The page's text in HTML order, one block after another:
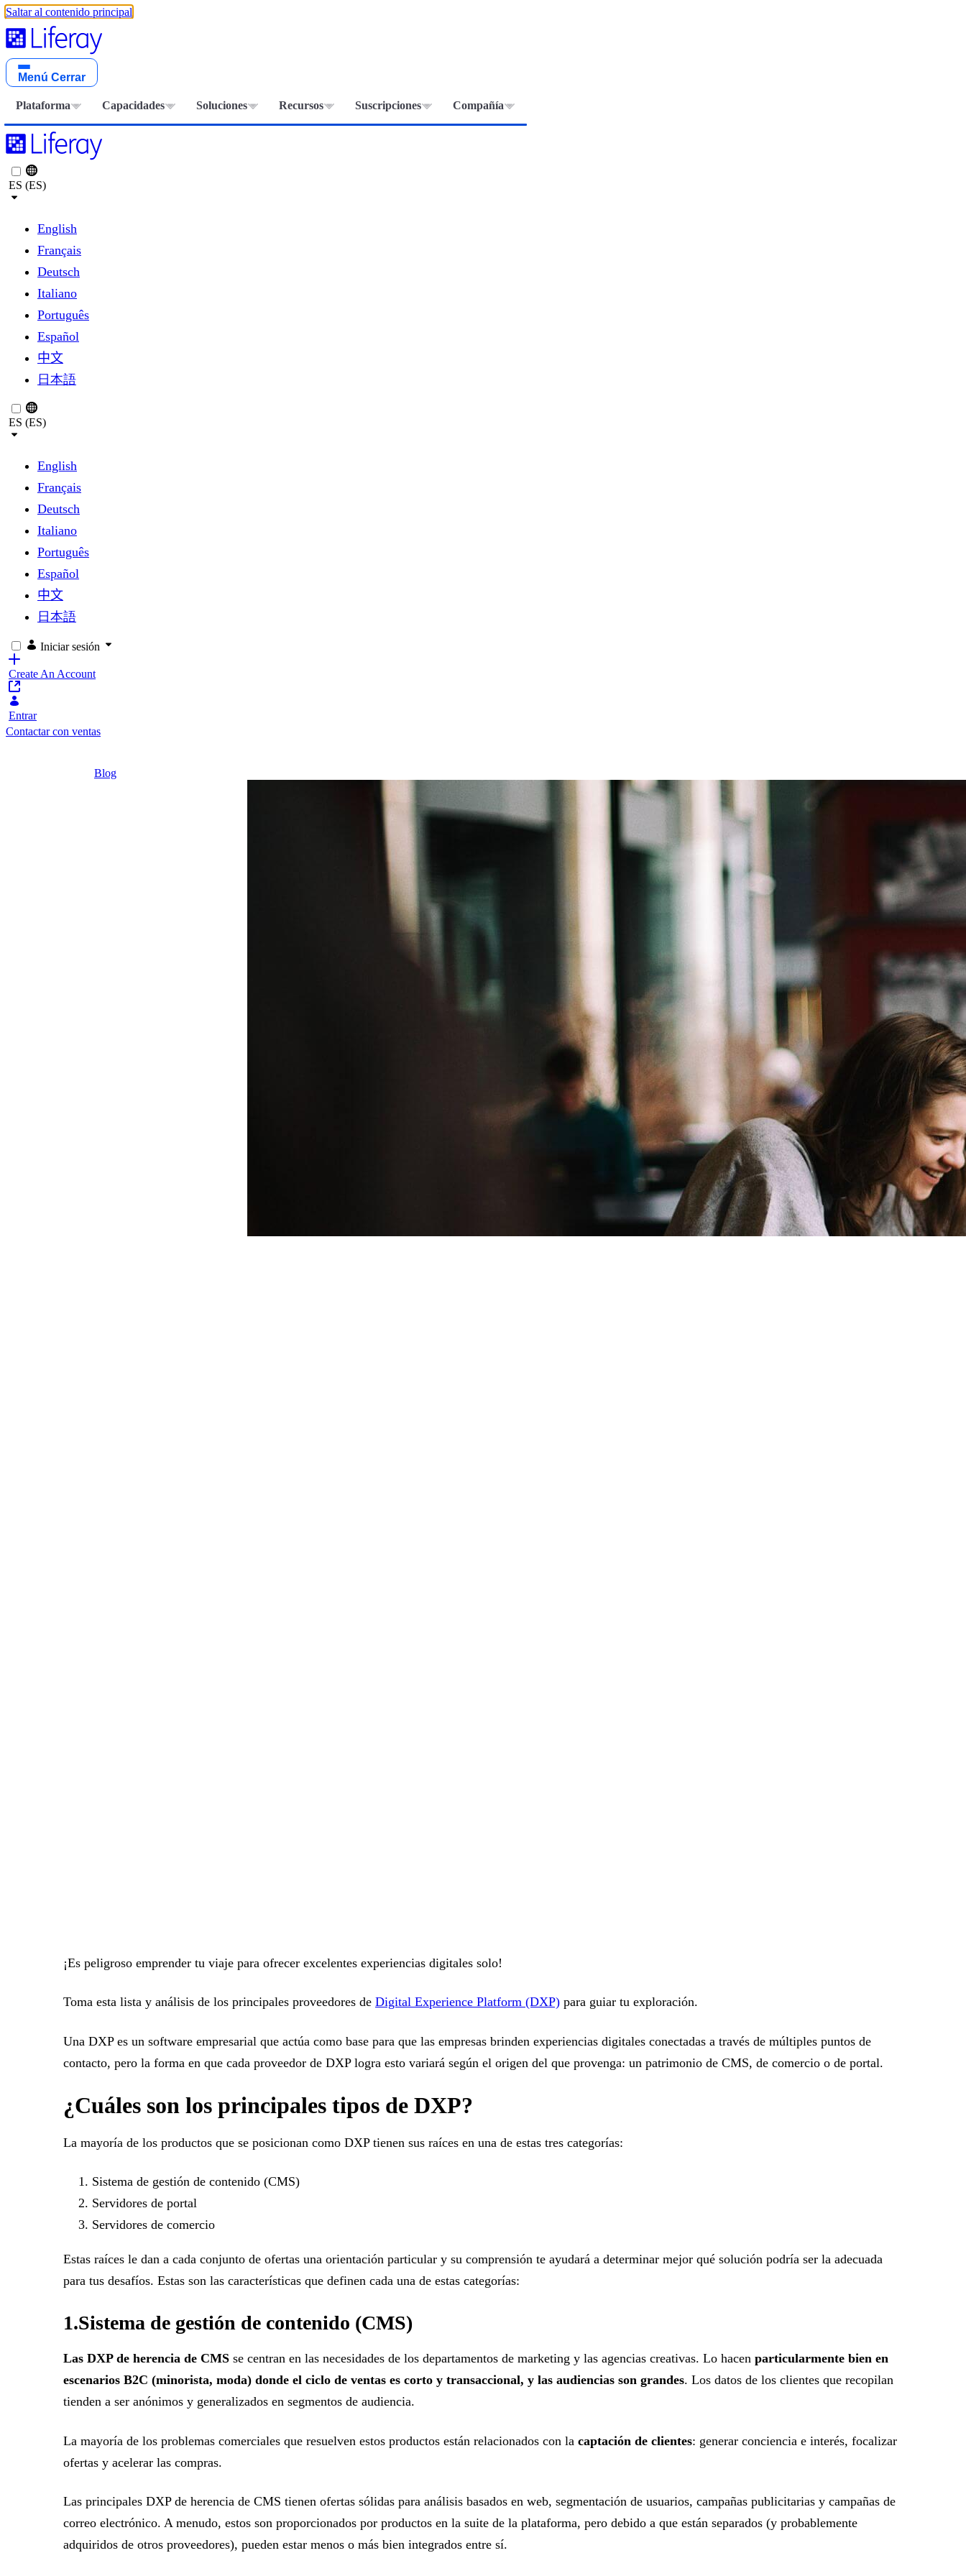
Saltar al contenido principal
Menú Cerrar
Plataforma Capacidades Soluciones Recursos Suscripciones Compañía
ES (ES)
English
Français
Deutsch
Italiano
Português
Español
中文
日本語
ES (ES)
English
Français
Deutsch
Italiano
Português
Español
中文
日本語
Iniciar sesión
Create An Account
Entrar
Contactar con ventas
Blog
¡Es peligroso emprender tu viaje para ofrecer excelentes experiencias digitales solo!
Toma esta lista y análisis de los principales proveedores de Digital Experience Platform (DXP) para guiar tu exploración.
Una DXP es un software empresarial que actúa como base para que las empresas brinden experiencias digitales conectadas a través de múltiples puntos de
contacto, pero la forma en que cada proveedor de DXP logra esto variará según el origen del que provenga: un patrimonio de CMS, de comercio o de portal.
¿Cuáles son los principales tipos de DXP?
La mayoría de los productos que se posicionan como DXP tienen sus raíces en una de estas tres categorías:
Sistema de gestión de contenido (CMS)
Servidores de portal
Servidores de comercio
Estas raíces le dan a cada conjunto de ofertas una orientación particular y su comprensión te ayudará a determinar mejor qué solución podría ser la adecuada
para tus desafíos. Estas son las características que definen cada una de estas categorías:
1.Sistema de gestión de contenido (CMS)
Las DXP de herencia de CMS se centran en las necesidades de los departamentos de marketing y las agencias creativas. Lo hacen particularmente bien en
escenarios B2C (minorista, moda) donde el ciclo de ventas es corto y transaccional, y las audiencias son grandes. Los datos de los clientes que recopilan
tienden a ser anónimos y generalizados en segmentos de audiencia.
La mayoría de los problemas comerciales que resuelven estos productos están relacionados con la captación de clientes: generar conciencia e interés, focalizar
ofertas y acelerar las compras.
Las principales DXP de herencia de CMS tienen ofertas sólidas para análisis basados ​​en web, segmentación de usuarios, campañas publicitarias y campañas de
correo electrónico. A menudo, estos son proporcionados por productos en la suite de la plataforma, pero debido a que están separados (y probablemente
adquiridos de otros proveedores), pueden estar menos o más bien integrados entre sí.